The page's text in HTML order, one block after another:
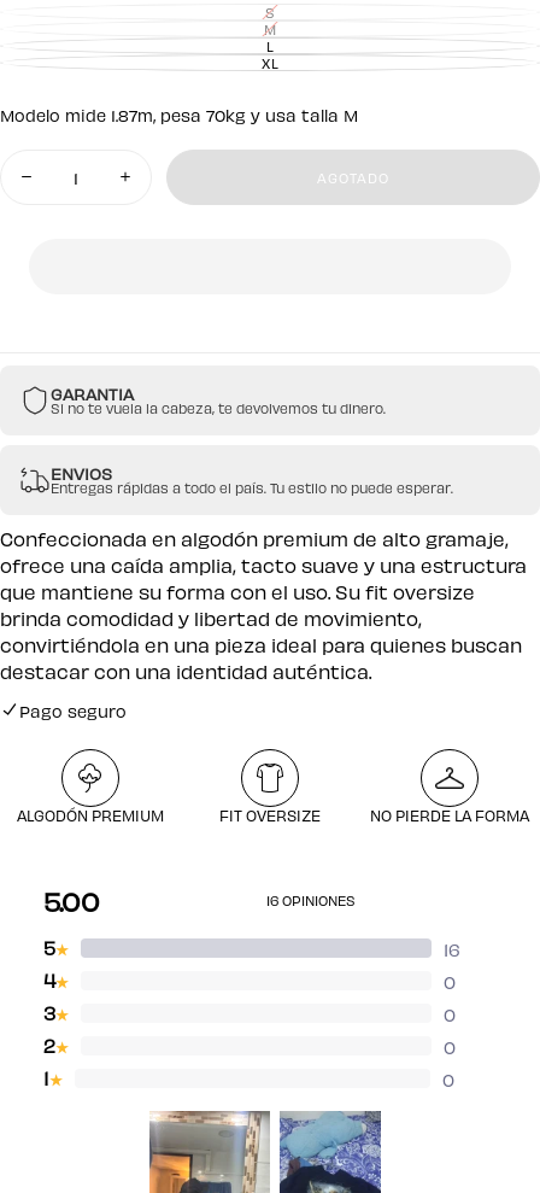
SVARIANTE
AGOTADA
O
NO
DISPONIBLE
M
VARIANTE
AGOTADA
O
NO
LVARIANTE
AGOTADA
O
XLVARIANTE
DISPONIBLE
Modelo mide 1.87m, pesa 70kg y usa talla M
Disminuir
Aumentar
cantidad
AGOTADO
GARANTIA
Si no te vuela la cabeza, te devolvemos tu dinero.
ENVIOS
Entregas rápidas a todo el país. Tu estilo no puede esperar.
Confeccionada en algodón premium de alto gramaje,
ofrece una caída amplia, tacto suave y una estructura
que mantiene su forma con el uso. Su fit oversize
brinda comodidad y libertad de movimiento,
convirtiéndola en una pieza ideal para quienes buscan
destacar con una identidad auténtica.
Pago seguro
Pago seguro
ALGODÓN PREMIUM FIT OVERSIZE NO PIERDE LA FORMA
5.00 16 OPINIONES
5★ 16
4★ 0
3★ 0
2★ 0
1★ 0